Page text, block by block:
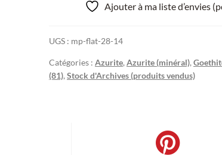
Ajouter à ma liste d’envies
UGS : mp-flat-28-14
Catégories : Azurite, Azurite (minéral),
(81), Stock d'Archives (produits vendus)